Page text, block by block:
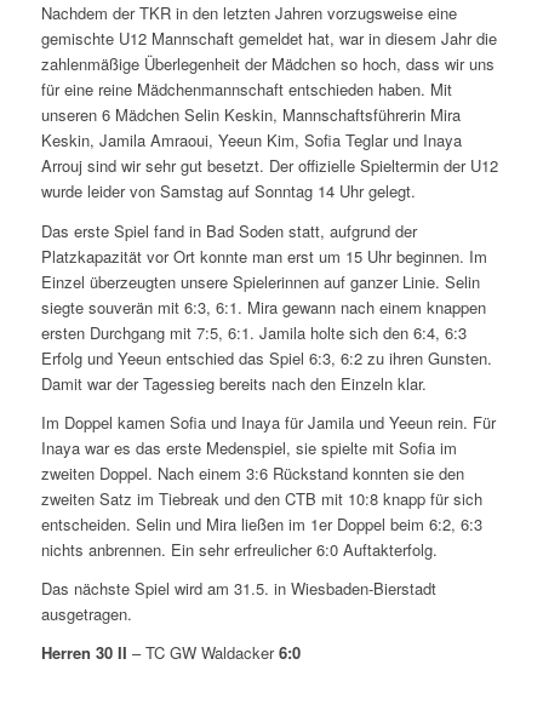
Nachdem der TKR in den letzten Jahren vorzugsweise eine
gemischte U12 Mannschaft gemeldet hat, war in diesem Jahr die
zahlenmäßige Überlegenheit der Mädchen so hoch, dass wir uns
für eine reine Mädchenmannschaft entschieden haben. Mit
unseren 6 Mädchen Selin Keskin, Mannschaftsführerin Mira
Keskin, Jamila Amraoui, Yeeun Kim, Sofia Teglar und Inaya
Arrouj sind wir sehr gut besetzt. Der offizielle Spieltermin der U12
wurde leider von Samstag auf Sonntag 14 Uhr gelegt.
Das erste Spiel fand in Bad Soden statt, aufgrund der
Platzkapazität vor Ort konnte man erst um 15 Uhr beginnen. Im
Einzel überzeugten unsere Spielerinnen auf ganzer Linie. Selin
siegte souverän mit 6:3, 6:1. Mira gewann nach einem knappen
ersten Durchgang mit 7:5, 6:1. Jamila holte sich den 6:4, 6:3
Erfolg und Yeeun entschied das Spiel 6:3, 6:2 zu ihren Gunsten.
Damit war der Tagessieg bereits nach den Einzeln klar.
Im Doppel kamen Sofia und Inaya für Jamila und Yeeun rein. Für
Inaya war es das erste Medenspiel, sie spielte mit Sofia im
zweiten Doppel. Nach einem 3:6 Rückstand konnten sie den
zweiten Satz im Tiebreak und den CTB mit 10:8 knapp für sich
entscheiden. Selin und Mira ließen im 1er Doppel beim 6:2, 6:3
nichts anbrennen. Ein sehr erfreulicher 6:0 Auftakterfolg.
Das nächste Spiel wird am 31.5. in Wiesbaden-Bierstadt
ausgetragen.
Herren 30 II – TC GW Waldacker6:0